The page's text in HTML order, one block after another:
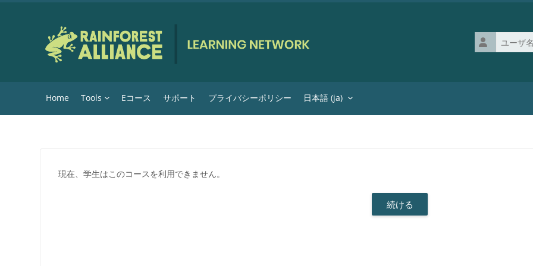
ユーザ名
Home Tools Eコース サポート プライバシーポリシー 日本語 ‎(ja)‎
現在、学生はこのコースを利用できません。
続ける